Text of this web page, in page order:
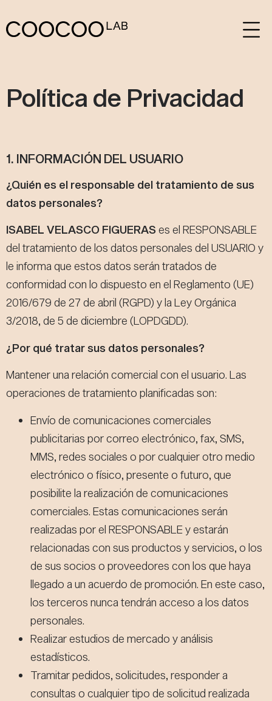
Política de Privacidad
1. INFORMACIÓN DEL USUARIO
¿Quién es el responsable del tratamiento de sus
datos personales?
ISABEL VELASCO FIGUERAS es el RESPONSABLE
del tratamiento de los datos personales del USUARIO y
le informa que estos datos serán tratados de
conformidad con lo dispuesto en el Reglamento (UE)
2016/679 de 27 de abril (RGPD) y la Ley Orgánica
3/2018, de 5 de diciembre (LOPDGDD).
¿Por qué tratar sus datos personales?
Mantener una relación comercial con el usuario. Las
operaciones de tratamiento planificadas son:
Envío de comunicaciones comerciales
publicitarias por correo electrónico, fax, SMS,
MMS, redes sociales o por cualquier otro medio
electrónico o físico, presente o futuro, que
posibilite la realización de comunicaciones
comerciales. Estas comunicaciones serán
realizadas por el RESPONSABLE y estarán
relacionadas con sus productos y servicios, o los
de sus socios o proveedores con los que haya
llegado a un acuerdo de promoción. En este caso,
los terceros nunca tendrán acceso a los datos
personales.
Realizar estudios de mercado y análisis
estadísticos.
Tramitar pedidos, solicitudes, responder a
consultas o cualquier tipo de solicitud realizada